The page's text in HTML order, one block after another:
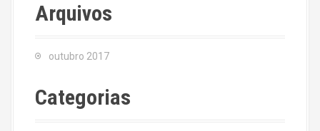
Arquivos
outubro 2017
Categorias